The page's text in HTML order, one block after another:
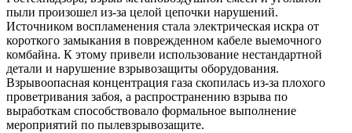
пыли произошел из-за целой цепочки нарушений.
Источником воспламенения стала электрическая искра от
короткого замыкания в поврежденном кабеле выемочного
комбайна. К этому привели использование нестандартной
детали и нарушение взрывозащиты оборудования.
Взрывоопасная концентрация газа скопилась из-за плохого
проветривания забоя, а распространению взрыва по
выработкам способствовало формальное выполнение
мероприятий по пылевзрывозащите.